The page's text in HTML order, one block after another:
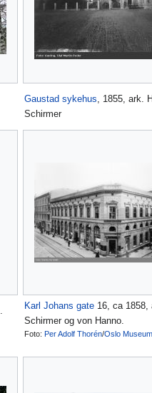
Gaustad sykehus, 1855, ark.
Schirmer
Karl Johans gate 16, ca 1858,
Schirmer og von Hanno.
Foto:Per Adolf Thorén/Oslo Museum